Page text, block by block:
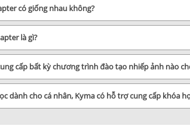
có giống nhau không?
là gì?
cấp bất kỳ chương trình đào tạo nhiếp ảnh nào
dành cho cá nhân, Kyma có hỗ trợ cung cấp khóa